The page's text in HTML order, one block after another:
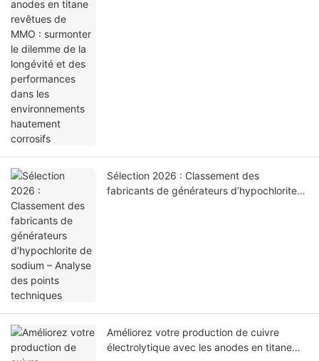
Sélection 2026 : Classement des
fabricants de générateurs d’hypochlorite
Améliorez votre production de cuivre
électrolytique avec les anodes en titane